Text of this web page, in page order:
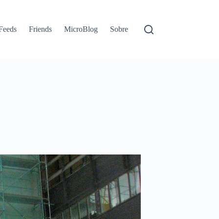
Friends MicroBlog Sobre